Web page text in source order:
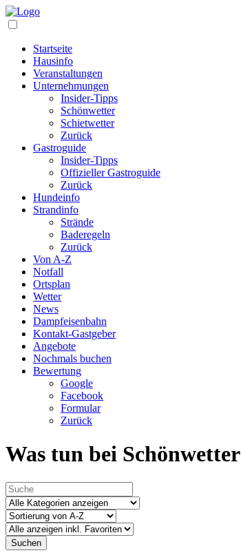
Startseite
Hausinfo
Veranstaltungen
Unternehmungen
Insider-Tipps
Schönwetter
Schietwetter
Zurück
Gastroguide
Insider-Tipps
Offizieller Gastroguide
Zurück
Hundeinfo
Strandinfo
Strände
Baderegeln
Zurück
Von A-Z
Notfall
Ortsplan
Wetter
News
Dampfeisenbahn
Kontakt-Gastgeber
Angebote
Nochmals buchen
Bewertung
Google
Facebook
Formular
Zurück
Was tun bei Schönwetter
Suchen